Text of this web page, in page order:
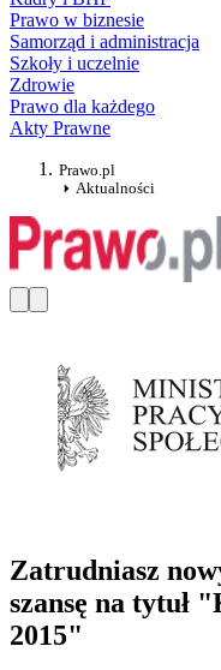
Prawo w biznesie
Samorząd i administracja
Szkoły i uczelnie
Zdrowie
Prawo dla każdego
Akty Prawne
Prawo.pl
Aktualności
Zatrudniasz
szansę na tytuł
2015"